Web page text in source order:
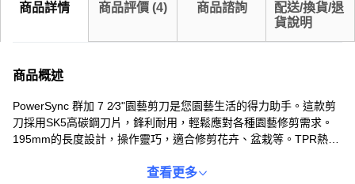
商品詳情 商品評價 (4) 商品諮詢
配送/換貨/退
貨說明
商品概述
PowerSync 群加 7 2⁄3"園藝剪刀是您園藝生活的得力助手。這款剪
刀採用SK5高碳鋼刀片，鋒利耐用，輕鬆應對各種園藝修剪需求。
195mm的長度設計，操作靈巧，適合修剪花卉、盆栽等。TPR熱塑
藝愛好者還是專業人士，PowerSync園藝剪刀都能滿足您的需求，
查看更多